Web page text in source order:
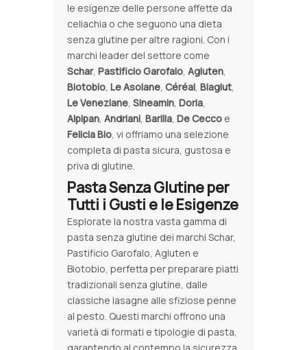
le esigenze delle persone affette da
celiachia o che seguono una dieta
senza glutine per altre ragioni. Con i
marchi leader del settore come
Schar, Pastificio Garofalo, Agluten,
Biotobio, Le Asolane, Céréal, Biaglut,
Le Veneziane, Sineamin, Doria,
Alpipan, Andriani, Barilla, De Cecco e
Felicia Bio, vi offriamo una selezione
completa di pasta sicura, gustosa e
priva di glutine.
Pasta Senza Glutine per
Tutti i Gusti e le Esigenze
Esplorate la nostra vasta gamma di
pasta senza glutine dei marchi Schar,
Pastificio Garofalo, Agluten e
Biotobio, perfetta per preparare piatti
tradizionali senza glutine, dalle
classiche lasagne alle sfiziose penne
al pesto. Questi marchi offrono una
varietà di formati e tipologie di pasta,